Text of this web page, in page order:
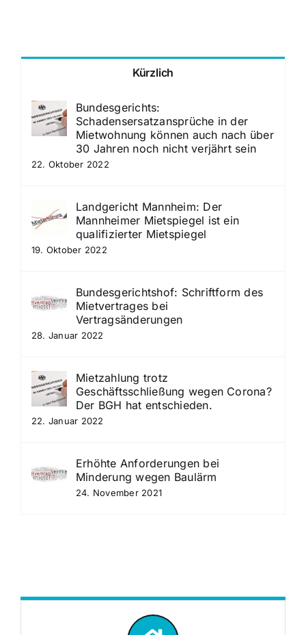
Kürzlich
Bundesgerichts:
Schadensersatzansprüche in der
Mietwohnung können auch nach über
30 Jahren noch nicht verjährt sein
22. Oktober 2022
Landgericht Mannheim: Der
Mannheimer Mietspiegel ist ein
qualifizierter Mietspiegel
19. Oktober 2022
Bundesgerichtshof: Schriftform des
Mietvertrages bei
Vertragsänderungen
28. Januar 2022
Mietzahlung trotz
Geschäftsschließung wegen Corona?
Der BGH hat entschieden.
22. Januar 2022
Erhöhte Anforderungen bei
Minderung wegen Baulärm
24. November 2021